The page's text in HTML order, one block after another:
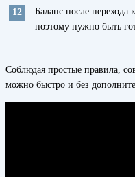
Баланс после перехода
поэтому нужно быть
Соблюдая простые правила,
можно быстро и без